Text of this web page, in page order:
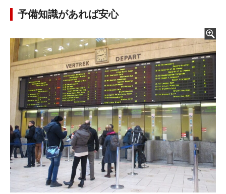
予備知識があれば安心